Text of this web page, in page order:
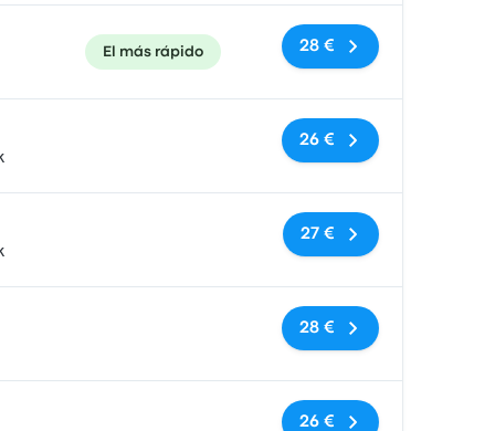
El más rápido 28 €
Sin etiquetas
26 €
Sin etiquetas
27 €
Sin etiquetas
28 €
Sin etiquetas
26 €